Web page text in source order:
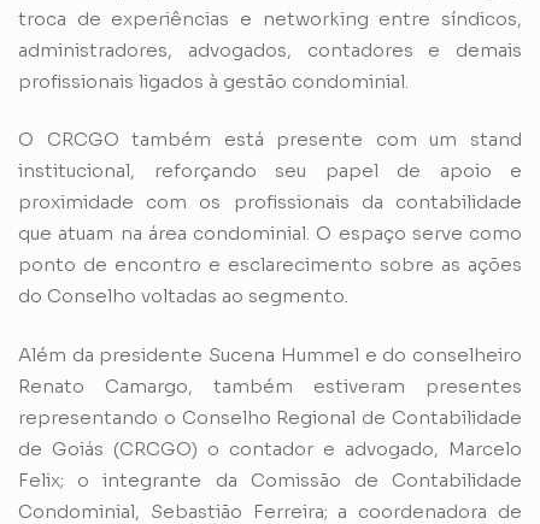
troca de experiências e networking entre síndicos,
administradores, advogados, contadores e demais
profissionais ligados à gestão condominial.
O CRCGO também está presente com um stand
institucional, reforçando seu papel de apoio e
proximidade com os profissionais da contabilidade
que atuam na área condominial. O espaço serve como
ponto de encontro e esclarecimento sobre as ações
do Conselho voltadas ao segmento.
Além da presidente Sucena Hummel e do conselheiro
Renato Camargo, também estiveram presentes
representando o Conselho Regional de Contabilidade
de Goiás (CRCGO) o contador e advogado, Marcelo
Felix; o integrante da Comissão de Contabilidade
Condominial, Sebastião Ferreira; a coordenadora de